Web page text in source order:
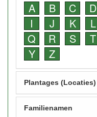
A B C D
I
J K L
Q
R S T
Y
Z
Plantages (Locaties)
Familienamen